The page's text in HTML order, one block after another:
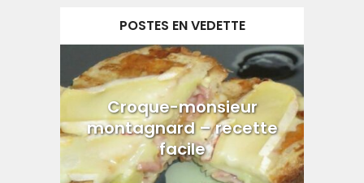
POSTES EN VEDETTE
Croque-monsieur
montagnard – recette
facile